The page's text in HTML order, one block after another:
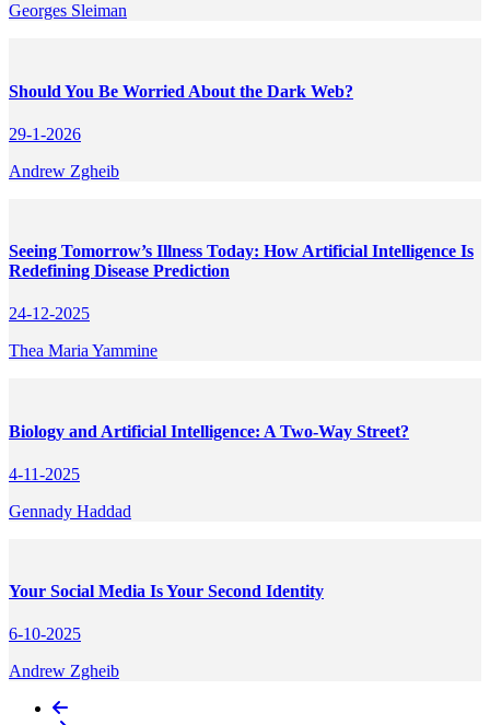
Georges Sleiman
Should You Be Worried About the Dark Web?
29-1-2026
Andrew Zgheib
Seeing Tomorrow’s Illness Today: How Artificial Intelligence Is
Redefining Disease Prediction
24-12-2025
Thea Maria Yammine
Biology and Artificial Intelligence: A Two-Way Street?
4-11-2025
Gennady Haddad
Your Social Media Is Your Second Identity
6-10-2025
Andrew Zgheib